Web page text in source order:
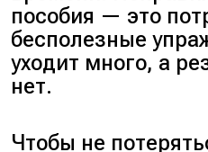
пособия — это
бесполезные
уходит много, а
нет.
Чтобы не